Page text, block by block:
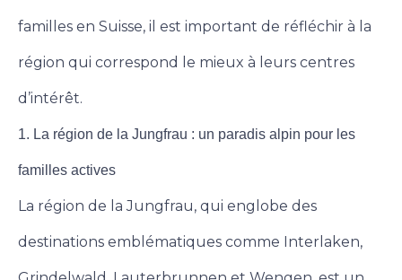
familles en Suisse, il est important de réfléchir à la
région qui correspond le mieux à leurs centres
d’intérêt.
1. La région de la Jungfrau : un paradis alpin pour les
familles actives
La région de la Jungfrau, qui englobe des
destinations emblématiques comme Interlaken,